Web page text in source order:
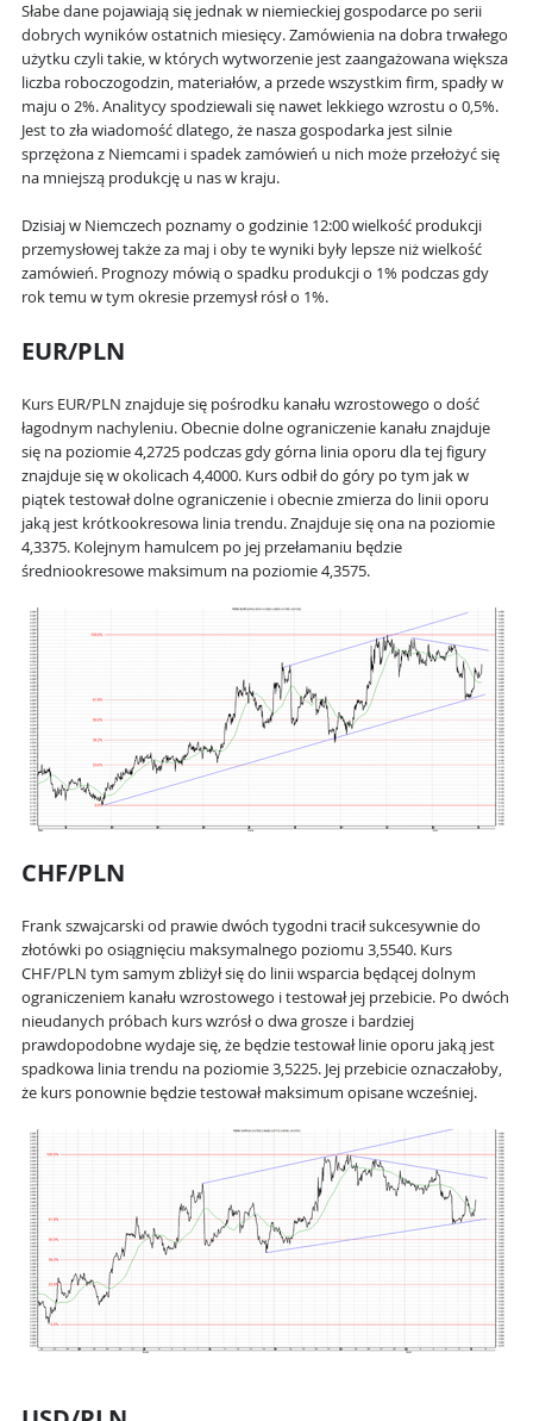
Słabe dane pojawiają się jednak w niemieckiej gospodarce po serii
dobrych wyników ostatnich miesięcy. Zamówienia na dobra trwałego
użytku czyli takie, w których wytworzenie jest zaangażowana większa
liczba roboczogodzin, materiałów, a przede wszystkim firm, spadły w
maju o 2%. Analitycy spodziewali się nawet lekkiego wzrostu o 0,5%.
Jest to zła wiadomość dlatego, że nasza gospodarka jest silnie
sprzężona z Niemcami i spadek zamówień u nich może przełożyć się
na mniejszą produkcję u nas w kraju.
Dzisiaj w Niemczech poznamy o godzinie 12:00 wielkość produkcji
przemysłowej także za maj i oby te wyniki były lepsze niż wielkość
zamówień. Prognozy mówią o spadku produkcji o 1% podczas gdy
rok temu w tym okresie przemysł rósł o 1%.
EUR/PLN
Kurs EUR/PLN znajduje się pośrodku kanału wzrostowego o dość
łagodnym nachyleniu. Obecnie dolne ograniczenie kanału znajduje
się na poziomie 4,2725 podczas gdy górna linia oporu dla tej figury
znajduje się w okolicach 4,4000. Kurs odbił do góry po tym jak w
piątek testował dolne ograniczenie i obecnie zmierza do linii oporu
jaką jest krótkookresowa linia trendu. Znajduje się ona na poziomie
4,3375. Kolejnym hamulcem po jej przełamaniu będzie
średniookresowe maksimum na poziomie 4,3575.
CHF/PLN
Frank szwajcarski od prawie dwóch tygodni tracił sukcesywnie do
złotówki po osiągnięciu maksymalnego poziomu 3,5540. Kurs
CHF/PLN tym samym zbliżył się do linii wsparcia będącej dolnym
ograniczeniem kanału wzrostowego i testował jej przebicie. Po dwóch
nieudanych próbach kurs wzrósł o dwa grosze i bardziej
prawdopodobne wydaje się, że będzie testował linie oporu jaką jest
spadkowa linia trendu na poziomie 3,5225. Jej przebicie oznaczałoby,
że kurs ponownie będzie testował maksimum opisane wcześniej.